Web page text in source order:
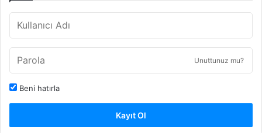
Unuttunuz mu?
Beni hatırla
Kayıt Ol